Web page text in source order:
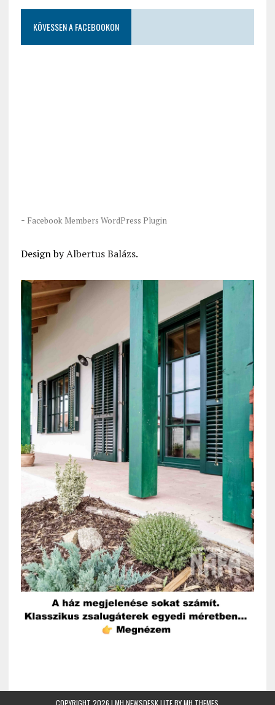
KÖVESSEN A FACEBOOKON
- Facebook Members WordPress Plugin
Design byAlbertus Balázs.
COPYRIGHT 2026 | MH NEWSDESK LITE BYMH THEMES